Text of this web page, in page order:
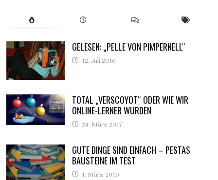
GELESEN: „PELLE VON PIMPERNELL“
12. Juli 2016
TOTAL „VERSCOYOT“ ODER WIE WIR
ONLINE-LERNER WURDEN
24. März 2017
GUTE DINGE SIND EINFACH – PESTAS
BAUSTEINE IM TEST
1. März 2016